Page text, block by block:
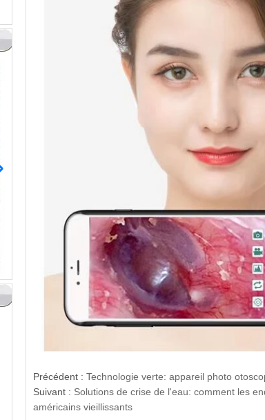
Précédent : Technologie verte: appareil photo
Suivant : Solutions de crise de l'eau: comment les
américains vieillissants